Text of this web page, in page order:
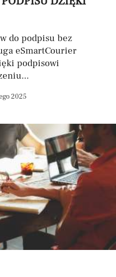
do podpisu bez
eSmartCourier
podpisowi
2025